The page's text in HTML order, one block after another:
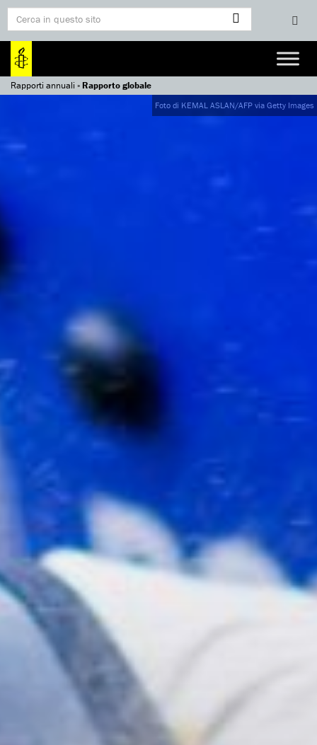
Rapporti annuali »Rapporto globale
Foto di KEMAL ASLAN/AFP via Getty Images